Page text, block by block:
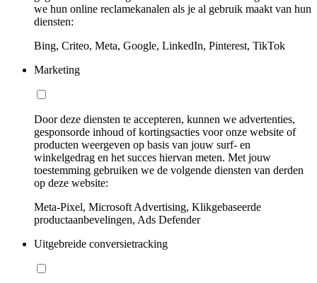
we hun online reclamekanalen als je al gebruik maakt van hun
diensten:
Bing, Criteo, Meta, Google, LinkedIn, Pinterest, TikTok
Marketing
Door deze diensten te accepteren, kunnen we advertenties,
gesponsorde inhoud of kortingsacties voor onze website of
producten weergeven op basis van jouw surf- en
winkelgedrag en het succes hiervan meten. Met jouw
toestemming gebruiken we de volgende diensten van derden
op deze website:
Meta-Pixel, Microsoft Advertising, Klikgebaseerde
productaanbevelingen, Ads Defender
Uitgebreide conversietracking